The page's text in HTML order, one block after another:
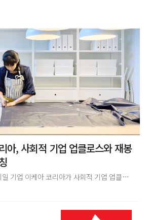
아, 사회적 기업 업클로스와 재봉
홈퍼니싱 리테일 기업 이케아 코리아가 사회적 기업 업클로스(Upcloth)와 협력해 재봉 서비스를 선보인다. 이번 협업은 이케